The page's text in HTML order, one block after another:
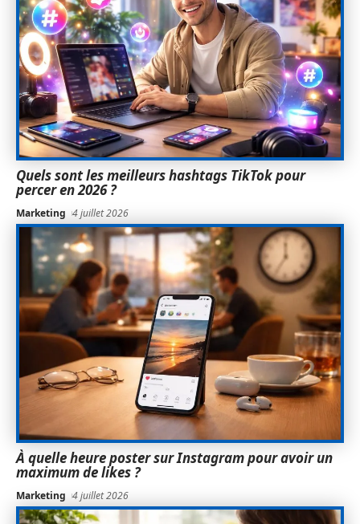
Quels sont les meilleurs hashtags TikTok pour
percer en 2026 ?
Marketing 4 juillet 2026
À quelle heure poster sur Instagram pour avoir un
maximum de likes ?
Marketing 4 juillet 2026